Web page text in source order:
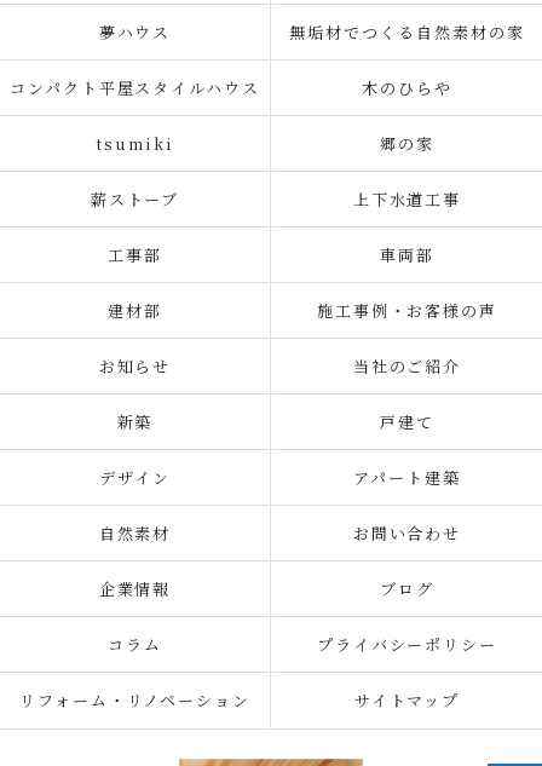
夢ハウス 無垢材でつくる自然素材の家
コンパクト平屋スタイルハウス 木のひらや
tsumiki 郷の家
薪ストーブ 上下水道工事
工事部 車両部
建材部 施工事例・お客様の声
お知らせ 当社のご紹介
新築 戸建て
デザイン アパート建築
自然素材 お問い合わせ
企業情報 ブログ
コラム プライバシーポリシー
リフォーム・リノベーション サイトマップ